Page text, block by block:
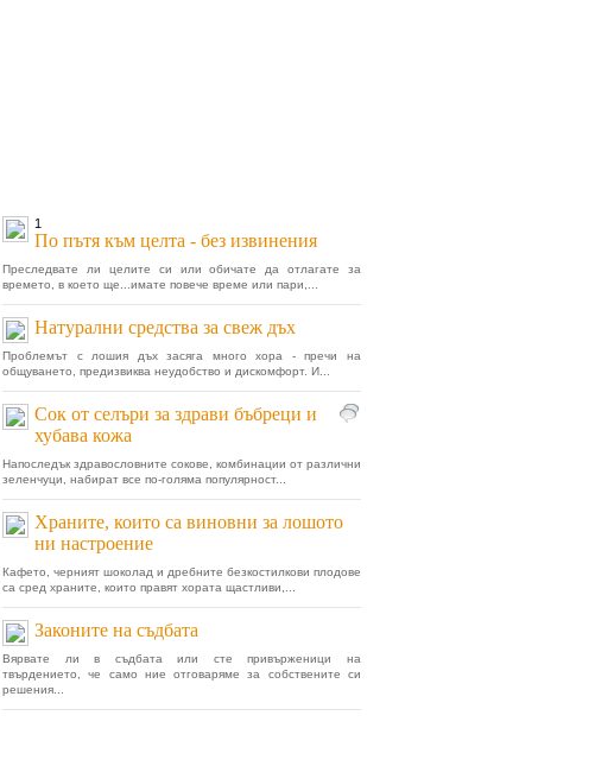
1
По пътя към целта - без извинения
Преследвате ли целите си или обичате да отлагате за
времето, в което ще...имате повече време или пари,...
Натурални средства за свеж дъх
Проблемът с лошия дъх засяга много хора - пречи на
общуването, предизвиква неудобство и дискомфорт. И...
Сок от селъри за здрави бъбреци и
хубава кожа
Напоследък здравословните сокове, комбинации от различни
зеленчуци, набират все по-голяма популярност...
Храните, които са виновни за лошото
ни настроение
Кафето, черният шоколад и дребните безкостилкови плодове
са сред храните, които правят хората щастливи,...
Законите на съдбата
Вярвате ли в съдбата или сте привърженици на
твърдението, че само ние отговаряме за собствените си
решения...